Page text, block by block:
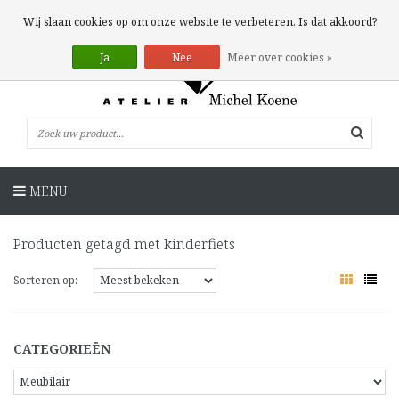
0 Artikelen
MENU
Producten getagd met kinderfiets
Sorteren op:
CATEGORIEËN
Wij slaan cookies op om onze website te verbeteren. Is dat akkoord?
Ja Nee Meer over cookies »